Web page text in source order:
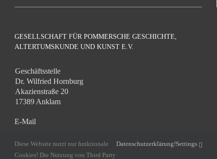
GESELLSCHAFT FÜR POMMERSCHE GESCHICHTE,
ALTERTUMSKUNDE UND KUNST E.V.
Geschäftsstelle
Dr. Wilfried Hornburg
Akazienstraße 20
17389 Anklam
E-Mail
Diese Website nutzt nur funktionale
Cookies! Die Nutzung von Third Party
Datenschutzerklärung!Settings